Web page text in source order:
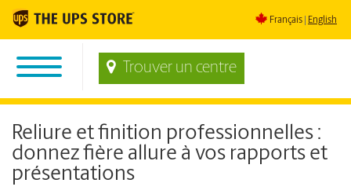
Français English
Trouver un centre
Reliure et finition professionnelles :
donnez fière allure à vos rapports et
présentations